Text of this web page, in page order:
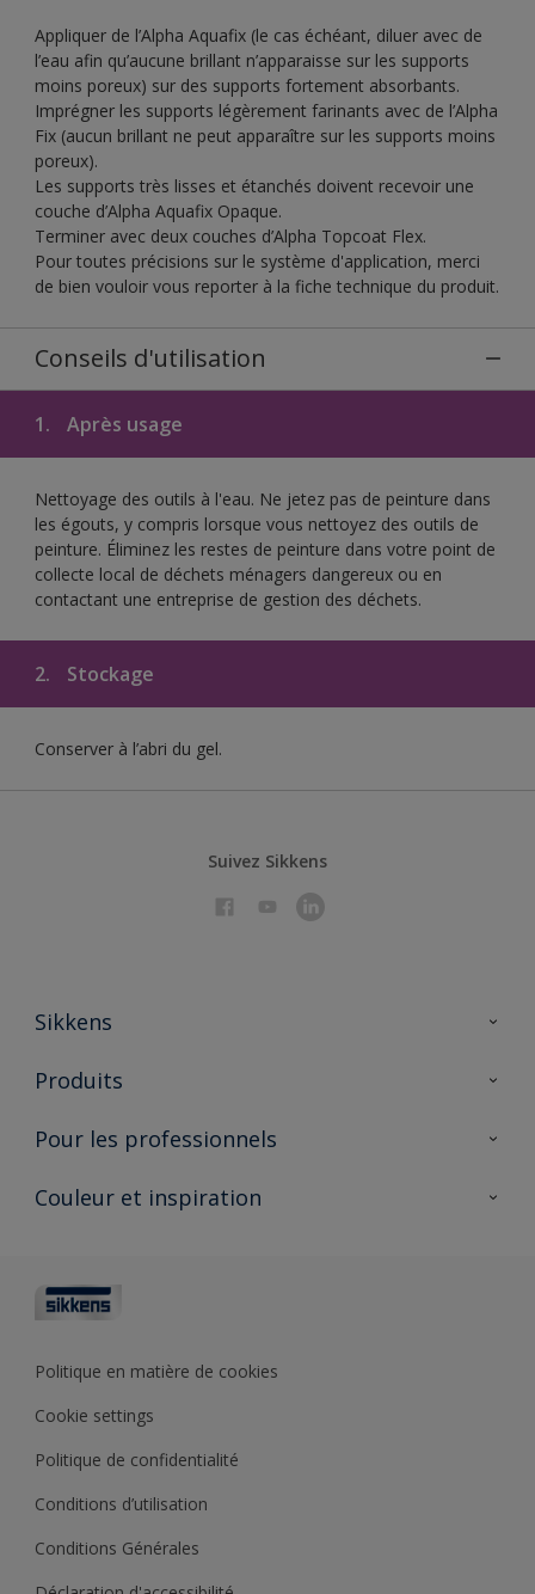
Appliquer de l’Alpha Aquafix (le cas échéant, diluer avec de
l’eau afin qu’aucune brillant n’apparaisse sur les supports
moins poreux) sur des supports fortement absorbants.
Imprégner les supports légèrement farinants avec de l’Alpha
Fix (aucun brillant ne peut apparaître sur les supports moins
poreux).
Les supports très lisses et étanchés doivent recevoir une
couche d’Alpha Aquafix Opaque.
Terminer avec deux couches d’Alpha Topcoat Flex.
Pour toutes précisions sur le système d'application, merci
de bien vouloir vous reporter à la fiche technique du produit.
Conseils d'utilisation
1. Après usage
Nettoyage des outils à l'eau. Ne jetez pas de peinture dans
les égouts, y compris lorsque vous nettoyez des outils de
peinture. Éliminez les restes de peinture dans votre point de
collecte local de déchets ménagers dangereux ou en
contactant une entreprise de gestion des déchets.
2. Stockage
Conserver à l’abri du gel.
Suivez Sikkens
Sikkens
À propos de Sikkens
Durabilité
Produits
Produits pour l’intérieur
Trouver un point de vente
Pour les professionnels
Partenaires Sikkens 🔗
Architectes
Couleur et inspiration
Collections de couleurs
Base de connaissances
Politique en matière de cookies
Cookie settings
Politique de confidentialité
Conditions d’utilisation
Conditions Générales